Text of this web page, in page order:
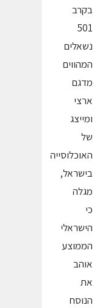
בקרב
501
נשאלים
המהווים
מדגם
ארצי
ומייצג
של
האוכלוסייה
בישראל,
מגלה
כי
הישראלי
הממוצע
אוהב
את
הנוסח